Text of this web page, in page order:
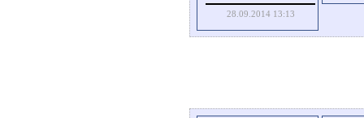
28.09.2014 13:13